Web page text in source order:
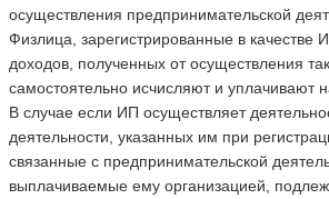
осуществления предпринимательской
Физлица, зарегистрированные в качестве
доходов, полученных от осуществления
самостоятельно исчисляют и уплачивают
В случае если ИП осуществляет
деятельности, указанных им при
связанные с предпринимательской
выплачиваемые ему организацией,